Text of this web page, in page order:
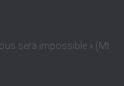
sera impossible » (Mt